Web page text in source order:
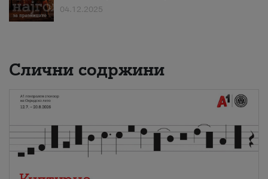
04.12.2025
Слични содржини